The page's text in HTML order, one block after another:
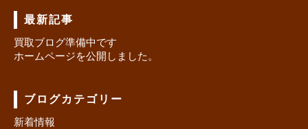
最新記事
買取ブログ準備中です
ホームページを公開しました。
ブログカテゴリー
新着情報